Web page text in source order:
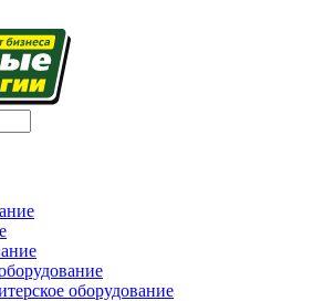
оборудование